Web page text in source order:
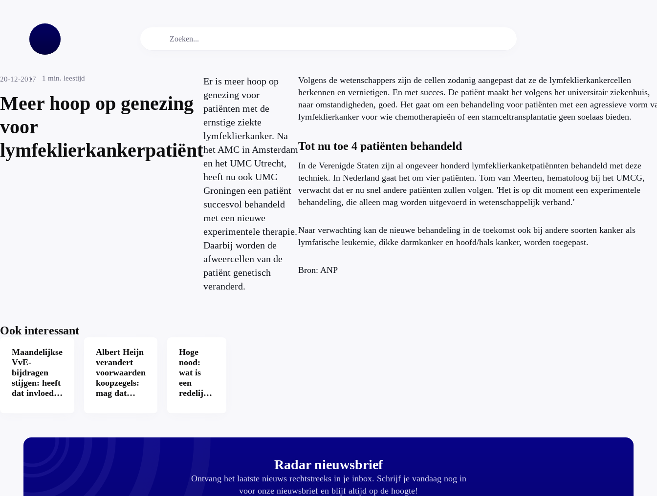
20-12-2017 1 min. leestijd
Meer hoop op genezing
voor
lymfeklierkankerpatiënt
Er is meer hoop op
genezing voor
patiënten met de
ernstige ziekte
lymfeklierkanker. Na
het AMC in Amsterdam
en het UMC Utrecht,
heeft nu ook UMC
Groningen een patiënt
succesvol behandeld
met een nieuwe
experimentele therapie.
Daarbij worden de
afweercellen van de
patiënt genetisch
veranderd.
Volgens de wetenschappers zijn de cellen zodanig aangepast dat ze de lymfeklierkankercellen
herkennen en vernietigen. En met succes. De patiënt maakt het volgens het universitair ziekenhuis,
naar omstandigheden, goed. Het gaat om een behandeling voor patiënten met een agressieve vorm
lymfeklierkanker voor wie chemotherapieën of een stamceltransplantatie geen soelaas bieden.
Tot nu toe 4 patiënten behandeld
In de Verenigde Staten zijn al ongeveer honderd lymfeklierkanketpatiënnten behandeld met deze
techniek. In Nederland gaat het om vier patiënten. Tom van Meerten, hematoloog bij het UMCG,
verwacht dat er nu snel andere patiënten zullen volgen. 'Het is op dit moment een experimentele
behandeling, die alleen mag worden uitgevoerd in wetenschappelijk verband.'
Naar verwachting kan de nieuwe behandeling in de toekomst ook bij andere soorten kanker als
lymfatische leukemie, dikke darmkanker en hoofd/hals kanker, worden toegepast.
Bron: ANP
Ook interessant
Maandelijkse
VvE-
bijdragen
stijgen: heeft
dat invloed
Albert Heijn
verandert
voorwaarden
koopzegels:
mag dat
Hoge
nood:
wat is
een
redelijke
Radar nieuwsbrief
Ontvang het laatste nieuws rechtstreeks in je inbox. Schrijf je vandaag nog in
voor onze nieuwsbrief en blijf altijd op de hoogte!